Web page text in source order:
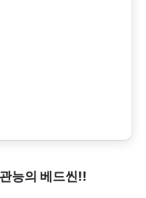
능의 베드씬!!